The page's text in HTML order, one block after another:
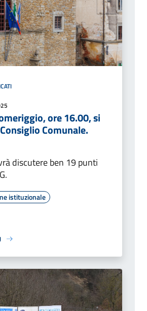
ore 16.00, si
Comunale.
discutere ben 19 punti
istituzionale